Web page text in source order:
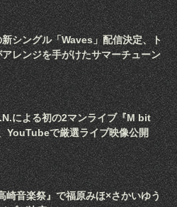
シングル「Waves」配信決定、ト
レンジを手がけたサマーチューン
による初の2マンライブ『M bit
YouTubeで厳選ライブ映像公開
崎音楽祭』で福原みほ×さかいゆう